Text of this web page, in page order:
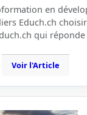
en
Educh.ch
qui
Voir l'Article